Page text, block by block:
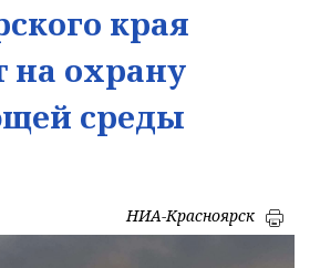
края
на охрану
среды
НИА-Красноярск